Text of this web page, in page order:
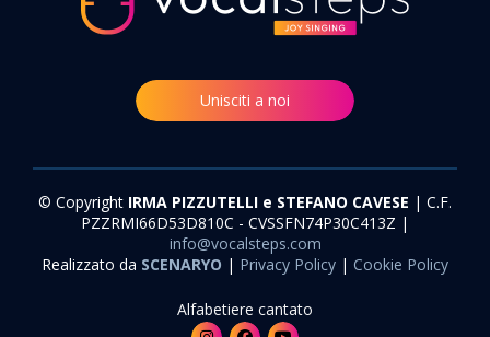
Unisciti a noi
© Copyright IRMA PIZZUTELLI e STEFANO CAVESE | C.F.
PZZRMI66D53D810C - CVSSFN74P30C413Z |
info@vocalsteps.com
Realizzato da SCENARYO | Privacy Policy | Cookie Policy
Alfabetiere cantato